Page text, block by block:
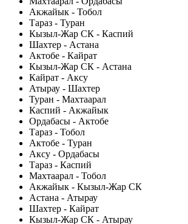
Акжайык - Тобол
Тараз - Туран
Кызыл-Жар СК - Каспий
Шахтер - Астана
Актобе - Кайрат
Кызыл-Жар СК - Астана
Кайрат - Аксу
Атырау - Шахтер
Туран - Махтаарал
Каспий - Акжайык
Ордабасы - Актобе
Тараз - Тобол
Актобе - Туран
Аксу - Ордабасы
Тараз - Каспий
Махтаарал - Тобол
Акжайык - Кызыл-Жар СК
Астана - Атырау
Шахтер - Кайрат
Кызыл-Жар СК - Атырау